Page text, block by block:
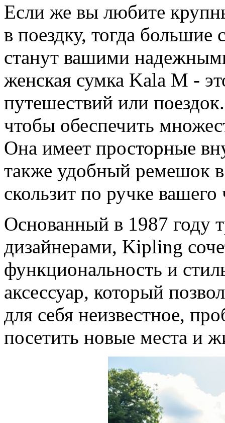
Если же вы любите
в поездку, тогда
станут вашими
женская сумка Kala M -
путешествий или
чтобы обеспечить
Она имеет просторные
также удобный ремешок
скользит по ручке
Основанный в 1987 году
дизайнерами, Kipling
функциональность и
аксессуар, который
для себя неизвестное,
посетить новые места и